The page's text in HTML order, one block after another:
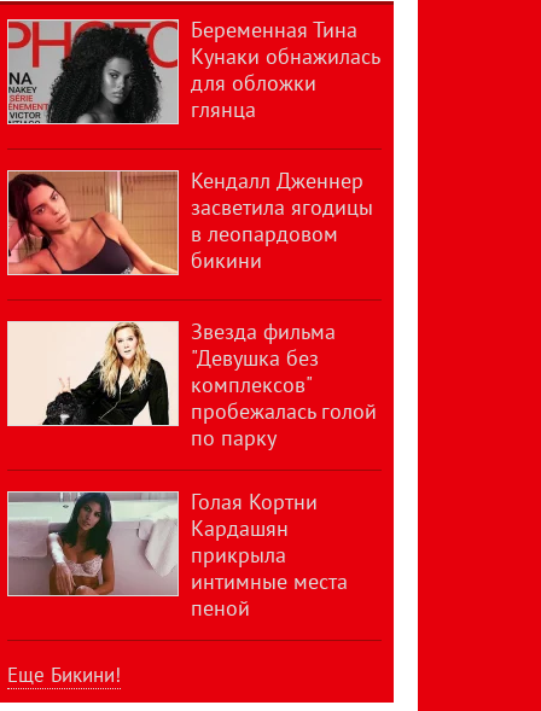
Беременная Тина
Кунаки обнажилась
для обложки
глянца
Кендалл Дженнер
засветила ягодицы
в леопардовом
бикини
Звезда фильма
"Девушка без
комплексов"
пробежалась голой
по парку
Голая Кортни
Кардашян
прикрыла
интимные места
пеной
Еще Бикини!